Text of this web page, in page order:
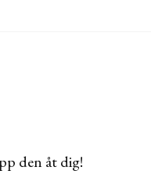
den åt dig!